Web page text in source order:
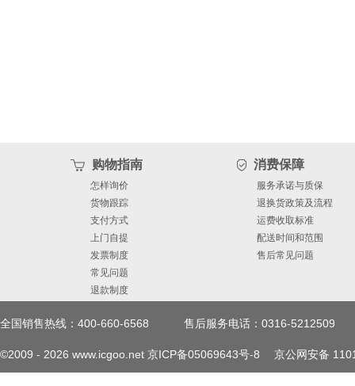
购物指南
怎样询价
货物跟踪
支付方式
上门自提
发票制度
常见问题
退款制度
消费保障
服务承诺与质保
退换货政策及流程
运费收取标准
配送时间和范围
售后常见问题
全国销售热线：400-660-6568 售后服务电话：0316-5212509
©2009 - 2026 www.icgoo.net 京ICP备05069643号-8 京公网安备